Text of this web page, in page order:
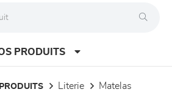
PRODUITS
literie
matelas